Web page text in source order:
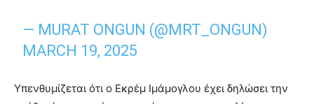
— MURAT ONGUN (@MRT_ONGUN)
MARCH 19, 2025
Υπενθυμίζεται ότι ο Εκρέμ Ιμάμογλου έχει δηλώσει την